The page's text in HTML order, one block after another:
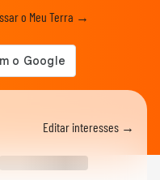
o Meu Terra →
Editar interesses →